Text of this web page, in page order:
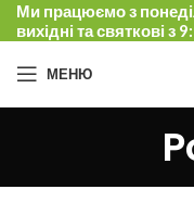
Ми працюємо з
вихідні та святкові з
МЕНЮ